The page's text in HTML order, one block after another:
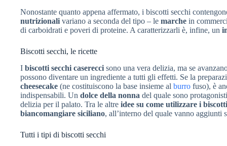
Nonostante quanto appena affermato, i biscotti secchi
nutrizionali variano a seconda del tipo – le marche in
di carboidrati e poveri di proteine. A caratterizzarli è, infine, un
Biscotti secchi, le ricette
I biscotti secchi caserecci sono una vera delizia, ma se
possono diventare un ingrediente a tutti gli effetti. Se la
cheesecake (ne costituiscono la base insieme al burro fuso), è
indispensabili. Un dolce della nonna del quale sono
delizia per il palato. Tra le altre idee su come utilizzare i
biancomangiare siciliano, all’interno del quale vanno aggiunti
Tutti i tipi di biscotti secchi